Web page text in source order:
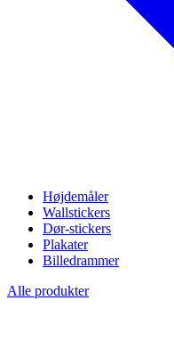
Højdemåler
Wallstickers
Dør-stickers
Plakater
Billedrammer
Alle produkter